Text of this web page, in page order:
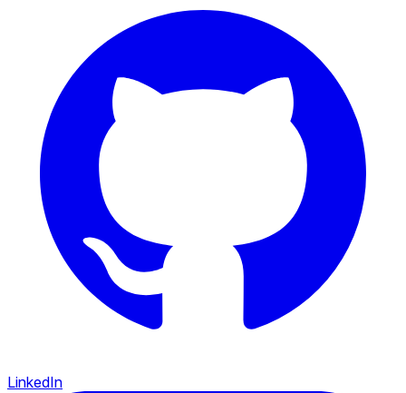
LinkedIn